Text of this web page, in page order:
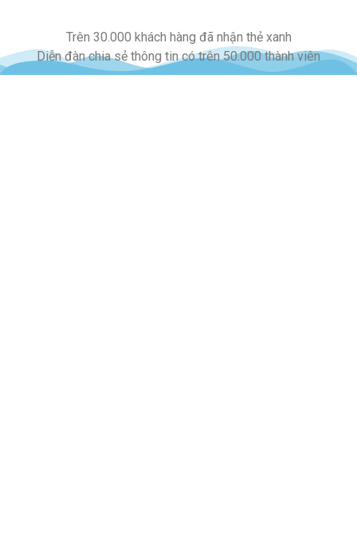
Trên 30.000 khách hàng đã nhận thẻ xanh
Diễn đàn chia sẻ thông tin có trên 50.000 thành viên